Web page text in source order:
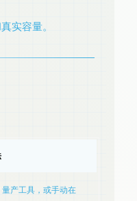
实容量。
产工具，或手动在